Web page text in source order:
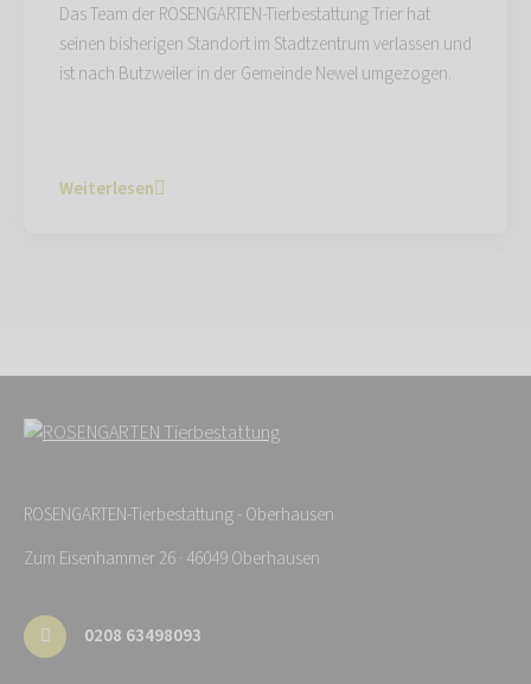
Das Team der ROSENGARTEN-Tierbestattung Trier hat
seinen bisherigen Standort im Stadtzentrum verlassen und
ist nach Butzweiler in der Gemeinde Newel umgezogen.
Weiterlesen
ROSENGARTEN-Tierbestattung - Oberhausen
Zum Eisenhammer 26 · 46049 Oberhausen
0208 63498093